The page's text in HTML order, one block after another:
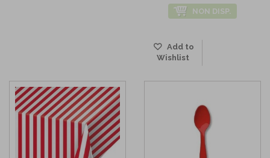
NON DISP.
Add to
Wishlist